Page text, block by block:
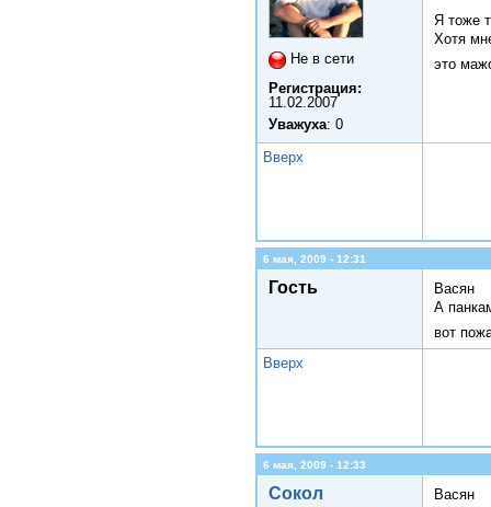
Не в сети
Регистрация:
11.02.2007
Уважуха: 0
Я тоже
Хотя
это
Вверх
6 мая, 2009 - 12:31
Гость
Васян
А
вот
Вверх
6 мая, 2009 - 12:33
Сокол
Васян